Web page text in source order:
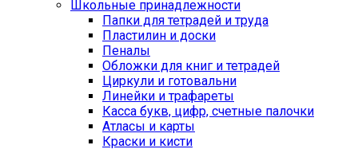
Школьные принадлежности
Папки для тетрадей и труда
Пластилин и доски
Пеналы
Обложки для книг и тетрадей
Циркули и готовальни
Линейки и трафареты
Касса букв, цифр, счетные палочки
Атласы и карты
Краски и кисти